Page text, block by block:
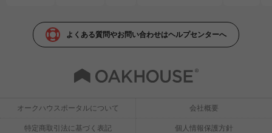
よくある質問やお問い合わせはヘルプセンターへ
オークハウスポータルについて 会社概要
特定商取引法に基づく表記 個人情報保護方針